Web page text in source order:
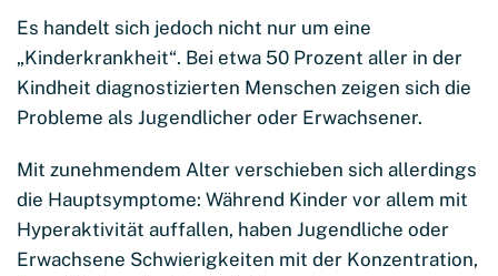
Es handelt sich jedoch nicht nur um eine
„Kinderkrankheit“. Bei etwa 50 Prozent aller in der
Kindheit diagnostizierten Menschen zeigen sich die
Probleme als Jugendlicher oder Erwachsener.
Mit zunehmendem Alter verschieben sich allerdings
die Hauptsymptome: Während Kinder vor allem mit
Hyperaktivität auffallen, haben Jugendliche oder
Erwachsene Schwierigkeiten mit der Konzentration,